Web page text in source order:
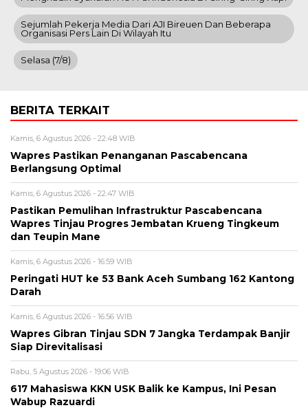
Sejumlah Pekerja Media Dari AJI Bireuen Dan Beberapa
Organisasi Pers Lain Di Wilayah Itu
Selasa (7/8)
BERITA TERKAIT
Kamis, 6 Agustus 2026 - 22:48 WIB
Wapres Pastikan Penanganan Pascabencana
Berlangsung Optimal
Kamis, 6 Agustus 2026 - 22:47 WIB
Pastikan Pemulihan Infrastruktur Pascabencana
Wapres Tinjau Progres Jembatan Krueng Tingkeum
dan Teupin Mane
Kamis, 6 Agustus 2026 - 16:59 WIB
Peringati HUT ke 53 Bank Aceh Sumbang 162 Kantong
Darah
Kamis, 6 Agustus 2026 - 16:56 WIB
Wapres Gibran Tinjau SDN 7 Jangka Terdampak Banjir
Siap Direvitalisasi
Rabu, 5 Agustus 2026 - 19:06 WIB
617 Mahasiswa KKN USK Balik ke Kampus, Ini Pesan
Wabup Razuardi